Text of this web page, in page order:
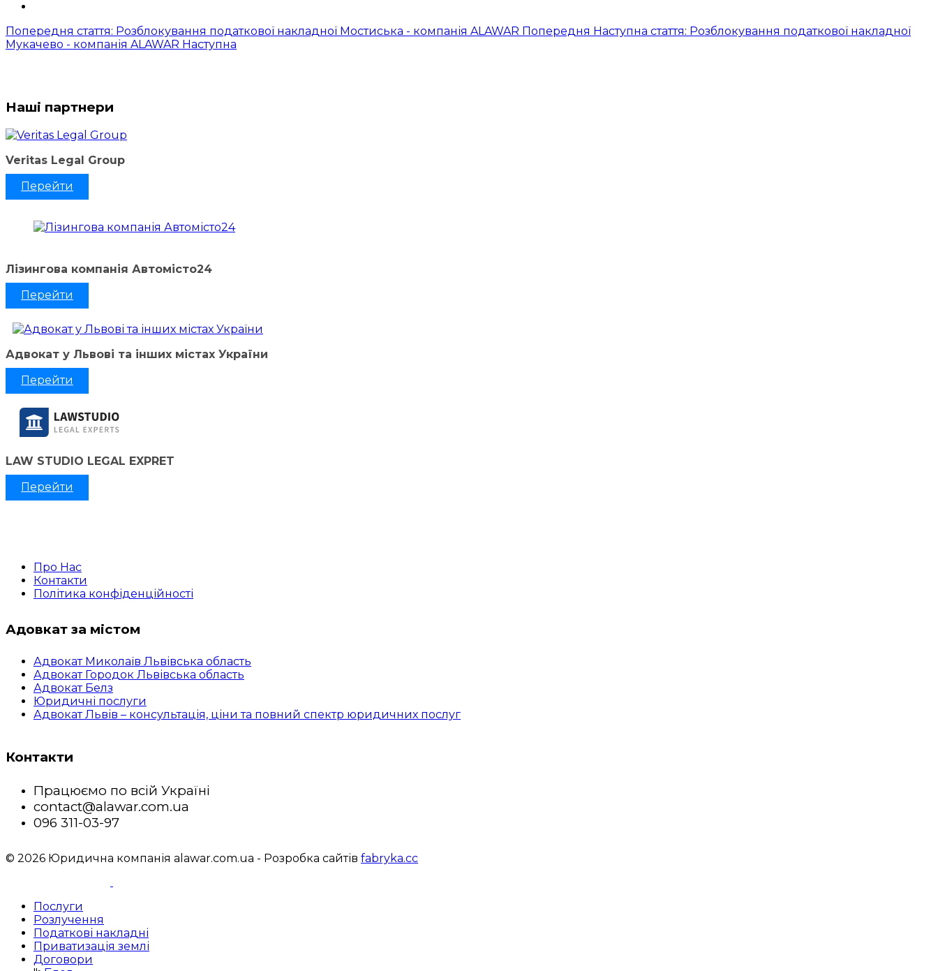
Попередня стаття: Розблокування податкової накладної Мостиська - компанія ALAWAR Попередня Наступна стаття: Розблокування податкової накладної
Мукачево - компанія ALAWAR Наступна
Наші партнери
Veritas Legal Group
Перейти
Лізингова компанія Автомісто24
Перейти
Адвокат у Львові та інших містах України
Перейти
LAW STUDIO LEGAL EXPRET
Перейти
Про Нас
Контакти
Політика конфіденційності
Адовкат за містом
Адвокат Миколаїв Львівська область
Адвокат Городок Львівська область
Адвокат Белз
Юридичні послуги
Адвокат Львів – консультація, ціни та повний спектр юридичних послуг
Контакти
Працюємо по всій Україні
contact@alawar.com.ua
096 311-03-97
© 2026 Юридична компанія alawar.com.ua - Розробка сайтів fabryka.cc
Послуги
Розлучення
Податкові накладні
Приватизація землі
Договори